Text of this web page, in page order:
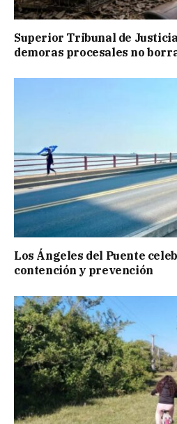
Superior Tribunal de
demoras procesales no
Los Ángeles del Puente
contención y prevención